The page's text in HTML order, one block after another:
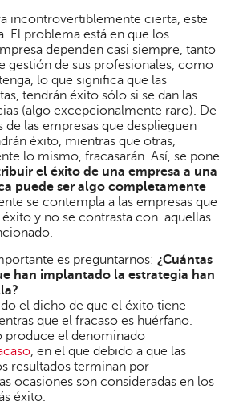
incontrovertiblemente cierta, este
El problema está en que los
dependen casi siempre, tanto
gestión de sus profesionales, como
lo que significa que las
tendrán éxito sólo si se dan las
(algo excepcionalmente raro). De
de las empresas que desplieguen
éxito, mientras que otras,
lo mismo, fracasarán. Así, se pone
el éxito de una empresa a una
puede ser algo completamente
se contempla a las empresas que
y no se contrasta con aquellas
es preguntarnos: ¿Cuántas
han implantado la estrategia han
el dicho de que el éxito tiene
que el fracaso es huérfano.
produce el denominado
, en el que debido a que las
resultados terminan por
ocasiones son consideradas en los
éxito.